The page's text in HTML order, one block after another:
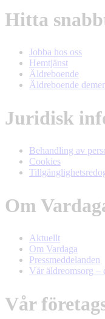
Hitta
Jobba hos oss
Hemtjänst
Äldreboende
Äldreboende
Juridisk
Behandling av
Cookies
Om
Aktuellt
Om Vardaga
Pressmeddelanden
Vår äldreomsorg –
Vår